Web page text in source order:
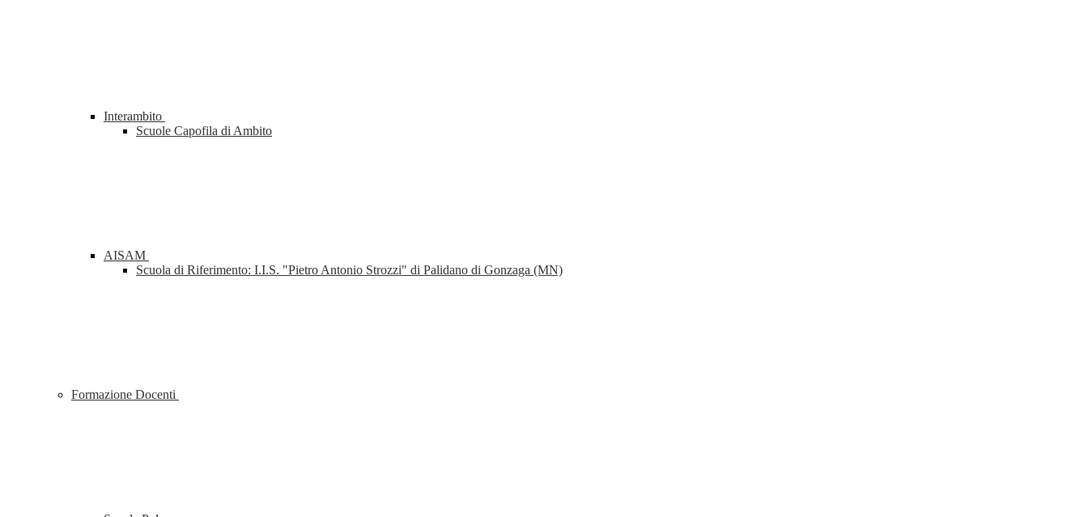
Interambito
Scuole Capofila di Ambito
AISAM
Scuola di Riferimento: I.I.S. "Pietro Antonio Strozzi" di Palidano di Gonzaga (MN)
Formazione Docenti